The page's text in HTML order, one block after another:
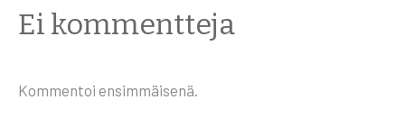
Ei kommentteja
Kommentoi ensimmäisenä.